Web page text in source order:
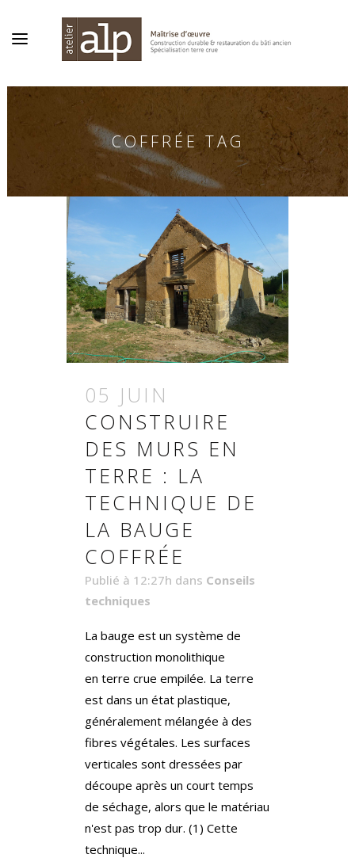
COFFRÉE TAG
05 JUIN
CONSTRUIRE
DES MURS EN
TERRE : LA
TECHNIQUE DE
LA BAUGE
COFFRÉE
Publié à 12:27h dans Conseils
techniques
La bauge est un système de
construction monolithique
en terre crue empilée. La terre
est dans un état plastique,
généralement mélangée à des
fibres végétales. Les surfaces
verticales sont dressées par
découpe après un court temps
de séchage, alors que le matériau
n'est pas trop dur. (1) Cette
technique...